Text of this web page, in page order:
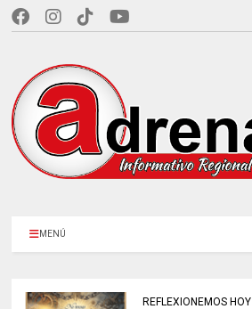
MENÚ
REFLEXIONEMOS HOY